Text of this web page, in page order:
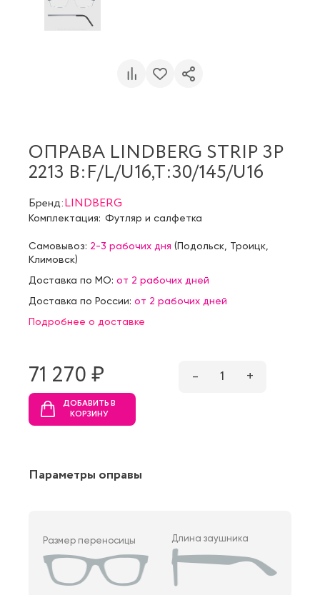
ОПРАВА LINDBERG STRIP 3P
2213 B:F/L/U16,T:30/145/U16
Бренд:LINDBERG
Комплектация: Футляр и салфетка
Самовывоз: 2-3 рабочих дня (Подольск Троицк
Климовск)
Доставка по МО: от 2 рабочих дней
Доставка по России: от 2 рабочих дней
Подробнее о доставке
71 270 ₷ – 1 +
ДОБАВИТЬ В
КОРЗИНУ
Параметры оправы
Размер переносицы Длина заушника